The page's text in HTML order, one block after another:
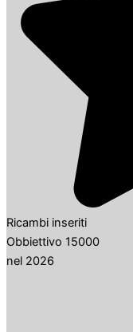
Ricambi inseriti
Obbiettivo 15000
nel 2026